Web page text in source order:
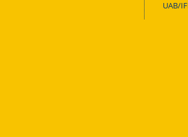
UAB/